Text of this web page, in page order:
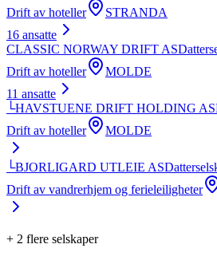
Drift av hoteller
STRANDA
16 ansatte
CLASSIC NORWAY DRIFT AS
Drift av hoteller
MOLDE
11 ansatte
└HAVSTUENE DRIFT HOLDING AS
Drift av hoteller
MOLDE
└BJORLIGARD UTLEIE AS
Drift av vandrerhjem og ferieleiligheter
+ 2 flere selskaper